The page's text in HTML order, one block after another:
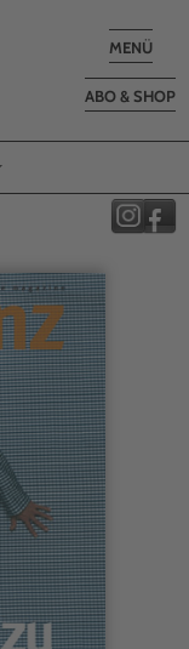
Toggle
MENÜ
ABO & SHOP